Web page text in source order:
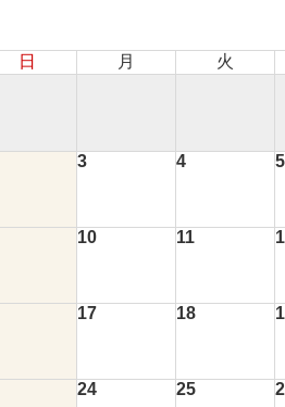
日 月 火
3 4 5
10 11
17 18
24 25